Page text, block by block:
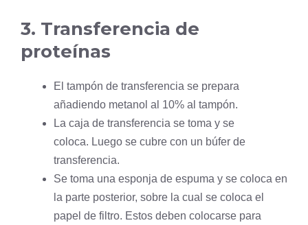
3. Transferencia de
proteínas
El tampón de transferencia se prepara
añadiendo metanol al 10% al tampón.
La caja de transferencia se toma y se
coloca. Luego se cubre con un búfer de
transferencia.
Se toma una esponja de espuma y se coloca en
la parte posterior, sobre la cual se coloca el
papel de filtro. Estos deben colocarse para